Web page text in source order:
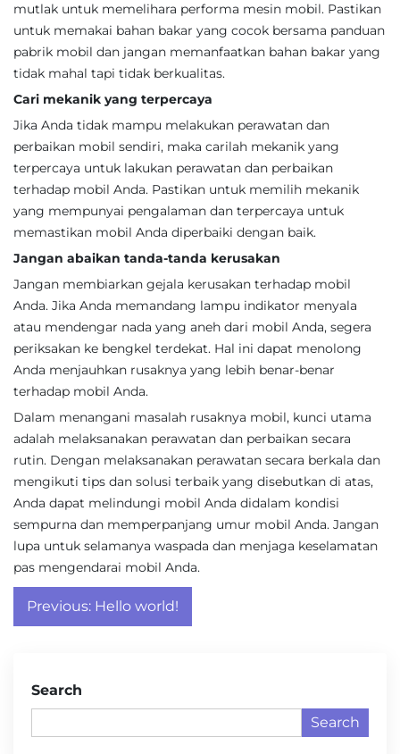
mutlak untuk memelihara performa mesin mobil. Pastikan
untuk memakai bahan bakar yang cocok bersama panduan
pabrik mobil dan jangan memanfaatkan bahan bakar yang
tidak mahal tapi tidak berkualitas.
Cari mekanik yang terpercaya
Jika Anda tidak mampu melakukan perawatan dan
perbaikan mobil sendiri, maka carilah mekanik yang
terpercaya untuk lakukan perawatan dan perbaikan
terhadap mobil Anda. Pastikan untuk memilih mekanik
yang mempunyai pengalaman dan terpercaya untuk
memastikan mobil Anda diperbaiki dengan baik.
Jangan abaikan tanda-tanda kerusakan
Jangan membiarkan gejala kerusakan terhadap mobil
Anda. Jika Anda memandang lampu indikator menyala
atau mendengar nada yang aneh dari mobil Anda, segera
periksakan ke bengkel terdekat. Hal ini dapat menolong
Anda menjauhkan rusaknya yang lebih benar-benar
terhadap mobil Anda.
Dalam menangani masalah rusaknya mobil, kunci utama
adalah melaksanakan perawatan dan perbaikan secara
rutin. Dengan melaksanakan perawatan secara berkala dan
mengikuti tips dan solusi terbaik yang disebutkan di atas,
Anda dapat melindungi mobil Anda didalam kondisi
sempurna dan memperpanjang umur mobil Anda. Jangan
lupa untuk selamanya waspada dan menjaga keselamatan
pas mengendarai mobil Anda.
Post
navigation
Previous: Hello world!
Search
Search